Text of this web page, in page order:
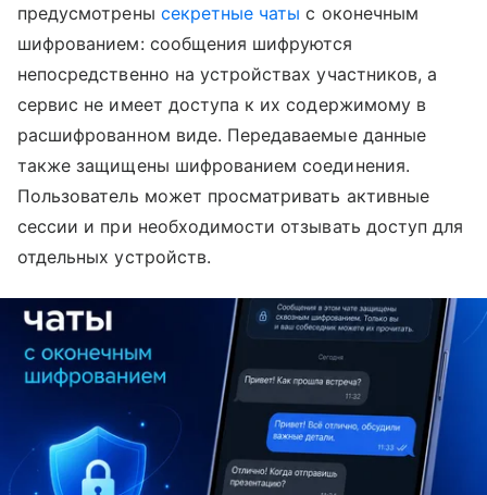
предусмотрены секретные чаты с оконечным
шифрованием: сообщения шифруются
непосредственно на устройствах участников, а
сервис не имеет доступа к их содержимому в
расшифрованном виде. Передаваемые данные
также защищены шифрованием соединения.
Пользователь может просматривать активные
сессии и при необходимости отзывать доступ для
отдельных устройств.